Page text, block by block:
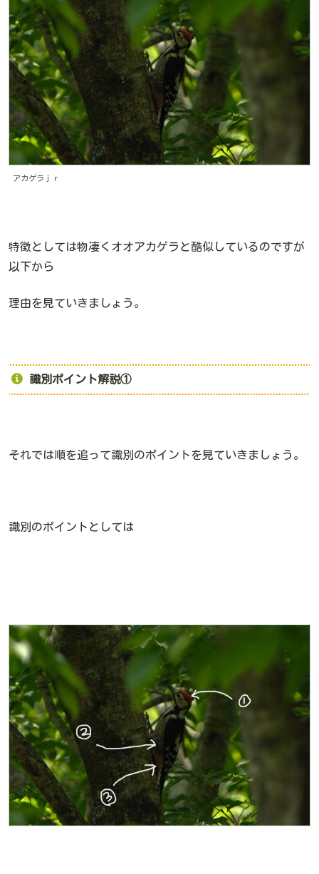
アカゲラｊｒ
特徴としては物凄くオオアカゲラと酷似しているのですが
以下から
理由を見ていきましょう。
識別ポイント解説①
それでは順を追って識別のポイントを見ていきましょう。
識別のポイントとしては